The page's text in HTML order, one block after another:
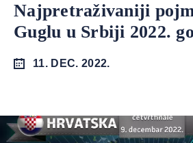
Najpretraživaniji
Guglu u Srbiji 2022.
11. DEC. 2022.